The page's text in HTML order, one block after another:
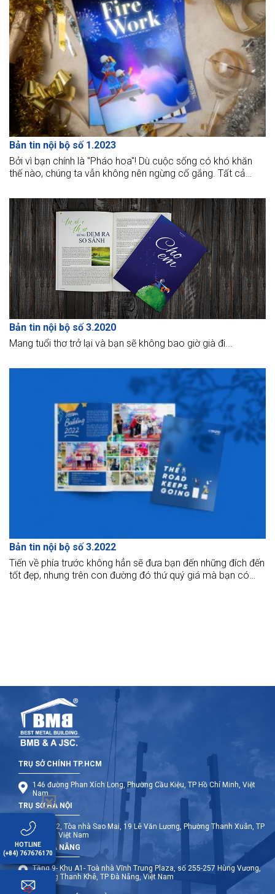
Bản tin nội bộ số 1.2023
Bởi vì bạn chính là "Pháo hoa"! Dù cuộc sống có khó khăn
thế nào, chúng ta vẫn không nên ngừng cố gắng. Tất cả
dù nhiều trái ngọt sẽ luôn đến với bạn. Là chính bạn và tuyệt
vời theo cách riêng của mình. Vì mọi thứ tồn tại đều có lý do
của nó và bạn cũng vậy.
Bản tin nội bộ số 3.2020
Mang tuổi thơ trở lại và bạn sẽ không bao giờ già đi...
Bản tin nội bộ số 3.2022
Tiến về phía trước không hẳn sẽ đưa bạn đến những đích đến
tốt đẹp, nhưng trên con đường đó thứ quý giá mà bạn có
TRỤ SỞ CHÍNH TP.HCM
146 đường Phan Xích Long, Phường Cầu Kiệu, TP Hồ Chí Minh, Việt
Nam
TRỤ SỞ HÀ NỘI
Tầng 12, Tòa nhà Sao Mai, 19 Lê Văn Lương, Phường Thanh Xuân, TP
Hà Nội, Việt Nam
TRỤ SỞ ĐÀ NẴNG
Tầng 9- Khu A1- Toà nhà Vĩnh Trung Plaza, số 255-257 Hùng Vương,
Phường Thanh Khê, TP Đà Nẵng, Việt Nam
HOTLINE
(+84) 767676170